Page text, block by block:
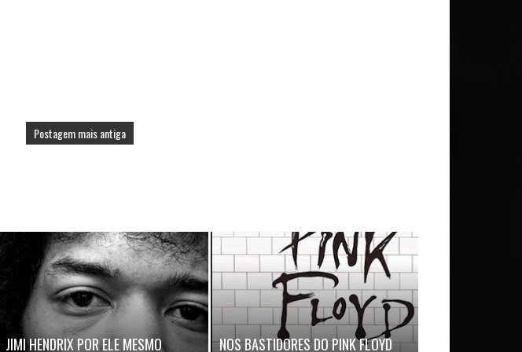
Postagem mais antiga
JIMI HENDRIX POR ELE MESMO NOS BASTIDORES DO PINK FLOYD